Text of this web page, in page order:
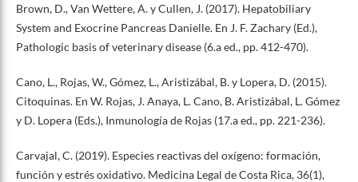
Brown, D., Van Wettere, A. y Cullen, J. (2017). Hepatobiliary
System and Exocrine Pancreas Danielle. En J. F. Zachary (Ed.),
Pathologic basis of veterinary disease (6.a ed., pp. 412-470).
Cano, L., Rojas, W., Gómez, L., Aristizábal, B. y Lopera, D. (2015).
Citoquinas. En W. Rojas, J. Anaya, L. Cano, B. Aristizábal, L. Gómez
y D. Lopera (Eds.), Inmunología de Rojas (17.a ed., pp. 221-236).
Carvajal, C. (2019). Especies reactivas del oxígeno: formación,
función y estrés oxidativo. Medicina Legal de Costa Rica, 36(1),